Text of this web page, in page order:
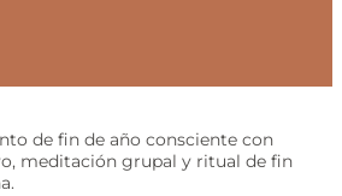
de fin de año consciente con
meditación grupal y ritual de fin